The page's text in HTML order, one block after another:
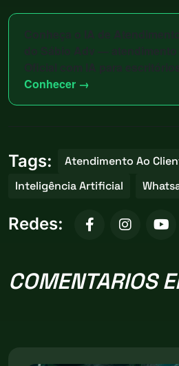
Conhecer →
Tags:
Atendimento Ao
Inteligência Artificial
Redes:
COMENTARIOS